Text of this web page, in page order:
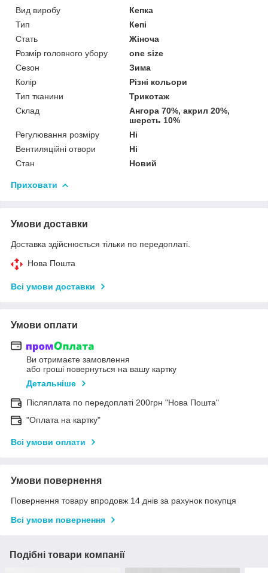
Вид виробу
Кепка
Тип
Кепі
Стать
Жіноча
Розмір головного убору
one size
Сезон
Зима
Колір
Різні кольори
Тип тканини
Трикотаж
Склад
Ангора 70%, акрил 20%,
шерсть 10%
Регулювання розміру
Ні
Вентиляційні отвори
Ні
Стан
Новий
Приховати
Умови доставки
Доставка здійснюється тільки по передоплаті.
Нова Пошта
Всі умови доставки
Умови оплати
Ви отримаєте замовлення
або гроші повернуться на вашу картку
Детальніше
Післяплата по передоплаті 200грн "Нова Пошта"
"Оплата на картку"
Всі умови оплати
Умови повернення
Повернення товару впродовж 14 днів за рахунок покупця
Всі умови повернення
Подібні товари компанії